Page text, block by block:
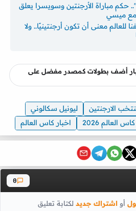
حكم مباراة الأرجنتين وسويسرا يعلق
مع ميسي
للعالم معنى أن تكون أرجنتينيًا.. ولا
أضف بطولات كمصدر مفضل على
الارجنتين
ليونيل سكالوني
كاس العالم 2026 اخبار كاس العالم
0
أواشتراك جديد لكتابة تعليق